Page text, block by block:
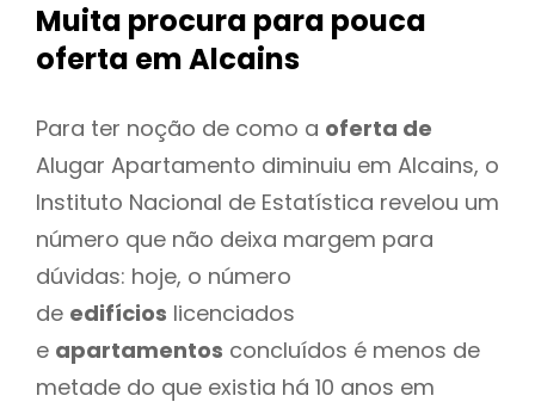
Muita procura para pouca
oferta em Alcains
Para ter noção de como a oferta de
Alugar Apartamento diminuiu em Alcains, o
Instituto Nacional de Estatística revelou um
número que não deixa margem para
dúvidas: hoje, o número
de edifícios licenciados
e apartamentos concluídos é menos de
metade do que existia há 10 anos em